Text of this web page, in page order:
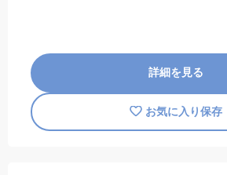
詳細を見る
お気に入り保存